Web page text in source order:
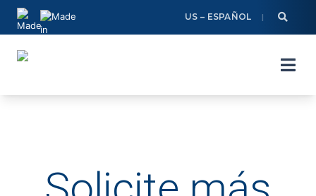
Skip
content
US – ESPAÑOL